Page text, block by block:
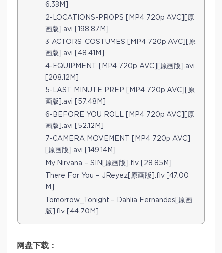
6.38M]
2-LOCATIONS-PROPS [MP4 720p AVC][原
画版].avi [198.87M]
3-ACTORS-COSTUMES [MP4 720p AVC][原
画版].avi [48.41M]
4-EQUIPMENT [MP4 720p AVC][原画版].avi
[208.12M]
5-LAST MINUTE PREP [MP4 720p AVC][原
画版].avi [57.48M]
6-BEFORE YOU ROLL [MP4 720p AVC][原
画版].avi [52.12M]
7-CAMERA MOVEMENT [MP4 720p AVC]
[原画版].avi [149.14M]
My Nirvana – SIN[原画版].flv [28.85M]
There For You – JReyez[原画版].flv [47.00
M]
Tomorrow_Tonight – Dahlia Fernandes[原画
版].flv [44.70M]
网盘下载：